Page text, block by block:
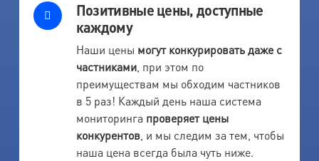
Позитивные цены, доступные
каждому
Наши цены могут конкурировать даже с
частниками, при этом по
преимуществам мы обходим частников
в 5 раз! Каждый день наша система
мониторинга проверяет цены
конкурентов, и мы следим за тем, чтобы
наша цена всегда была чуть ниже.